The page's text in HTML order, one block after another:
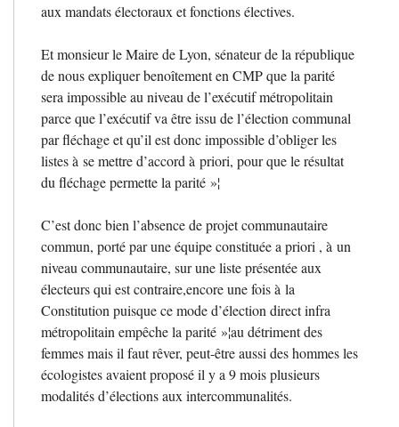
aux mandats électoraux et fonctions électives.
Et monsieur le Maire de Lyon, sénateur de la république
de nous expliquer benoîtement en CMPque la parité
sera impossible au niveau de l’exécutif métropolitain
parce que l’exécutif va être issu de l’élection communal
par fléchage et qu’il est donc impossible d’obliger les
listes à se mettre d’accord à priori, pour que le résultat
du fléchage permette la parité »¦
C’est donc bien l’absence de projet communautaire
commun, porté par une équipe constituée a priori , à un
niveau communautaire, sur une liste présentée aux
électeurs qui est contraire,encore une fois à la
Constitution puisque ce mode d’élection direct infra
métropolitain empêche la parité »¦au détriment des
femmes mais il faut rêver, peut-être aussi des hommes les
écologistes avaient proposé il y a 9 mois plusieurs
modalités d’élections aux intercommunalités.